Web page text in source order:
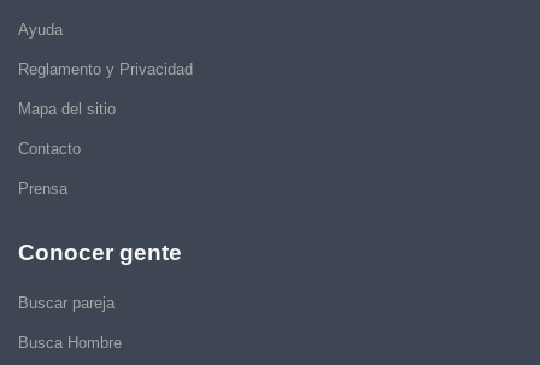
Ayuda
Reglamento y Privacidad
Mapa del sitio
Contacto
Prensa
Conocer gente
Buscar pareja
Busca Hombre